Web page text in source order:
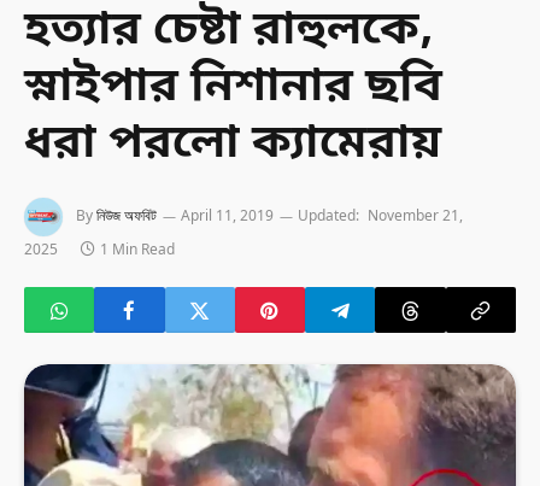
হত্যার চেষ্টা রাহুলকে,
স্নাইপার নিশানার ছবি
ধরা পরলো ক্যামেরায়
Byনিউজ অফবিট April 11, 2019 Updated: November 21,
2025
1 Min Read